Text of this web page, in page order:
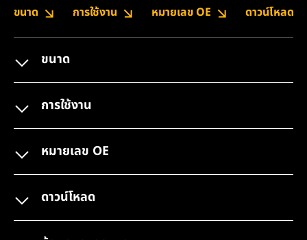
ขนาด การใช้งาน หมายเลข OE ดาวน์โหลด
ขนาด
การใช้งาน
หมายเลข OE
ดาวน์โหลด